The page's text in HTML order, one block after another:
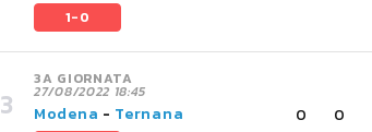
1-0
3A GIORNATA
27/08/2022 18:45
Modena - Ternana 0 0